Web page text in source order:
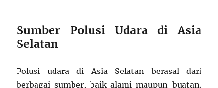
Sumber Polusi Udara di Asia
Selatan
Polusi udara di Asia Selatan berasal dari
berbagai sumber, baik alami maupun buatan.